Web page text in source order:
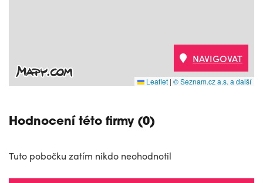
Leaflet | © Seznam.cz a.s. a další
NAVIGOVAT
Hodnocení této firmy (0)
Tuto pobočku zatím nikdo neohodnotil